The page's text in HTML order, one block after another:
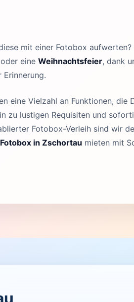
mit einer Fotobox aufwerten?
oder eine Weihnachtsfeier, dank
Erinnerung.
eine Vielzahl an Funktionen, die
zu lustigen Requisiten und
Fotobox-Verleih sind wir
Fotobox in Zschortau mieten mit